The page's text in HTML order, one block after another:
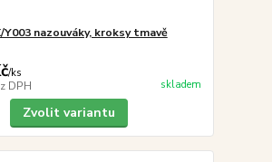
Y003 nazouváky, kroksy tmavě
/ks
DPH skladem
Zvolit variantu